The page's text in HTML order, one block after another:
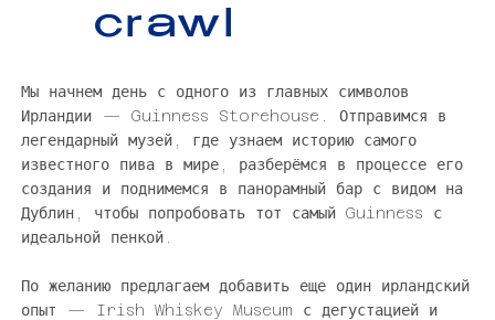
crawl
Мы начнем день с одного из главных символов
Ирландии — Guinness Storehouse. Отправимся в
легендарный музей, где узнаем историю самого
известного пива в мире, разберёмся в процессе его
создания и поднимемся в панорамный бар с видом на
Дублин, чтобы попробовать тот самый Guinness с
идеальной пенкой.
По желанию предлагаем добавить еще один ирландский
опыт — Irish Whiskey Museum с дегустацией и